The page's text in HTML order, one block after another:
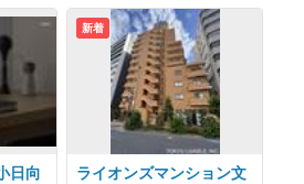
日向
新着
ライオンズマンション文